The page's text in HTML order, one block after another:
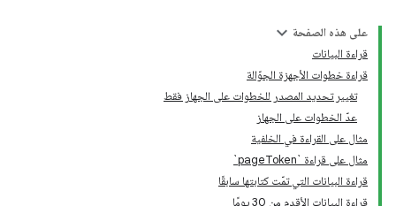
على هذه الصفحة
قراءة البيانات
قراءة خطوات الأجهزة الجوّالة
تغيير تحديد المصدر للخطوات على الجهاز فقط
عدّ الخطوات على الجهاز
مثال على القراءة في الخلفية
مثال على قراءة `pageToken`
قراءة البيانات التي تمّت كتابتها سابقًا
قراءة البيانات الأقدم من 30 يومًا